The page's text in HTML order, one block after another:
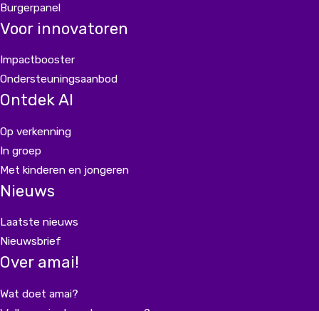
Burgerpanel
Voor innovatoren
Impactbooster
Ondersteuningsaanbod
Ontdek AI
Op verkenning
In groep
Met kinderen en jongeren
Nieuws
Laatste nieuws
Nieuwsbrief
Over amai!
Wat doet amai?